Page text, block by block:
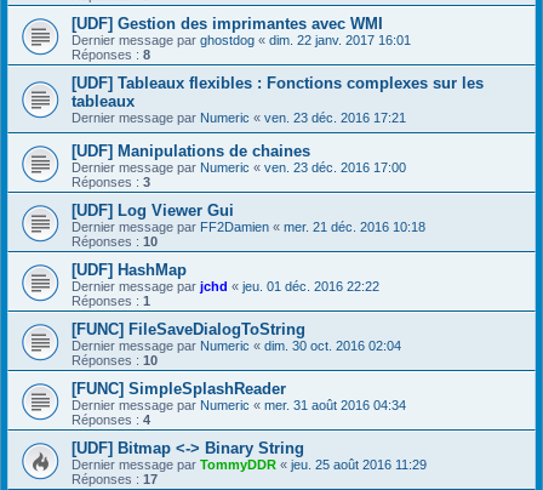
[UDF] Gestion des imprimantes avec WMI
Dernier message par ghostdog « dim. 22 janv. 2017 16:01
Réponses : 8
[UDF] Tableaux flexibles : Fonctions complexes sur les
tableaux
Dernier message par Numeric « ven. 23 déc. 2016 17:21
[UDF] Manipulations de chaines
Dernier message par Numeric « ven. 23 déc. 2016 17:00
Réponses : 3
[UDF] Log Viewer Gui
Dernier message par FF2Damien « mer. 21 déc. 2016 10:18
Réponses : 10
[UDF] HashMap
Dernier message par jchd « jeu. 01 déc. 2016 22:22
Réponses : 1
[FUNC] FileSaveDialogToString
Dernier message par Numeric « dim. 30 oct. 2016 02:04
Réponses : 10
[FUNC] SimpleSplashReader
Dernier message par Numeric « mer. 31 août 2016 04:34
Réponses : 4
[UDF] Bitmap <-> Binary String
Dernier message par TommyDDR « jeu. 25 août 2016 11:29
Réponses : 17